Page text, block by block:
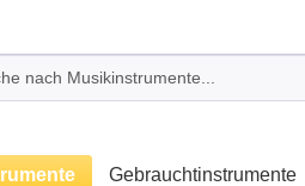
Gebrauchtinstrumente